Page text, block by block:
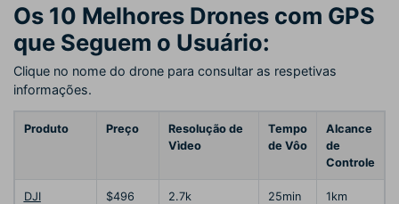
Os 10 Melhores Drones com GPS
que Seguem o Usuário:
Clique no nome do drone para consultar as respetivas
informações.
Produto Preço
Resolução de
Vìdeo
Tempo
de Vôo
Alcance
de
Controle
DJI
$496 2.7k 25min 1km